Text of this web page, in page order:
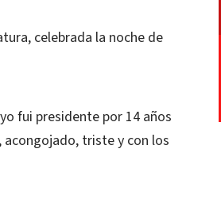
celebrada la noche de
fui presidente por 14 años
acongojado, triste y con los